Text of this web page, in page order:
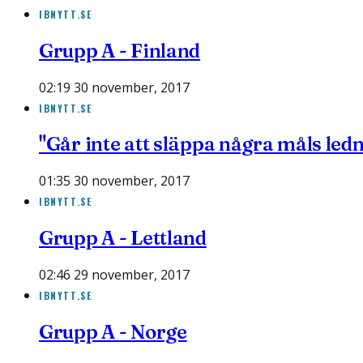
IBNYTT.SE
Grupp A - Finland
02:19 30 november, 2017
IBNYTT.SE
"Går inte att släppa några måls
01:35 30 november, 2017
IBNYTT.SE
Grupp A - Lettland
02:46 29 november, 2017
IBNYTT.SE
Grupp A - Norge